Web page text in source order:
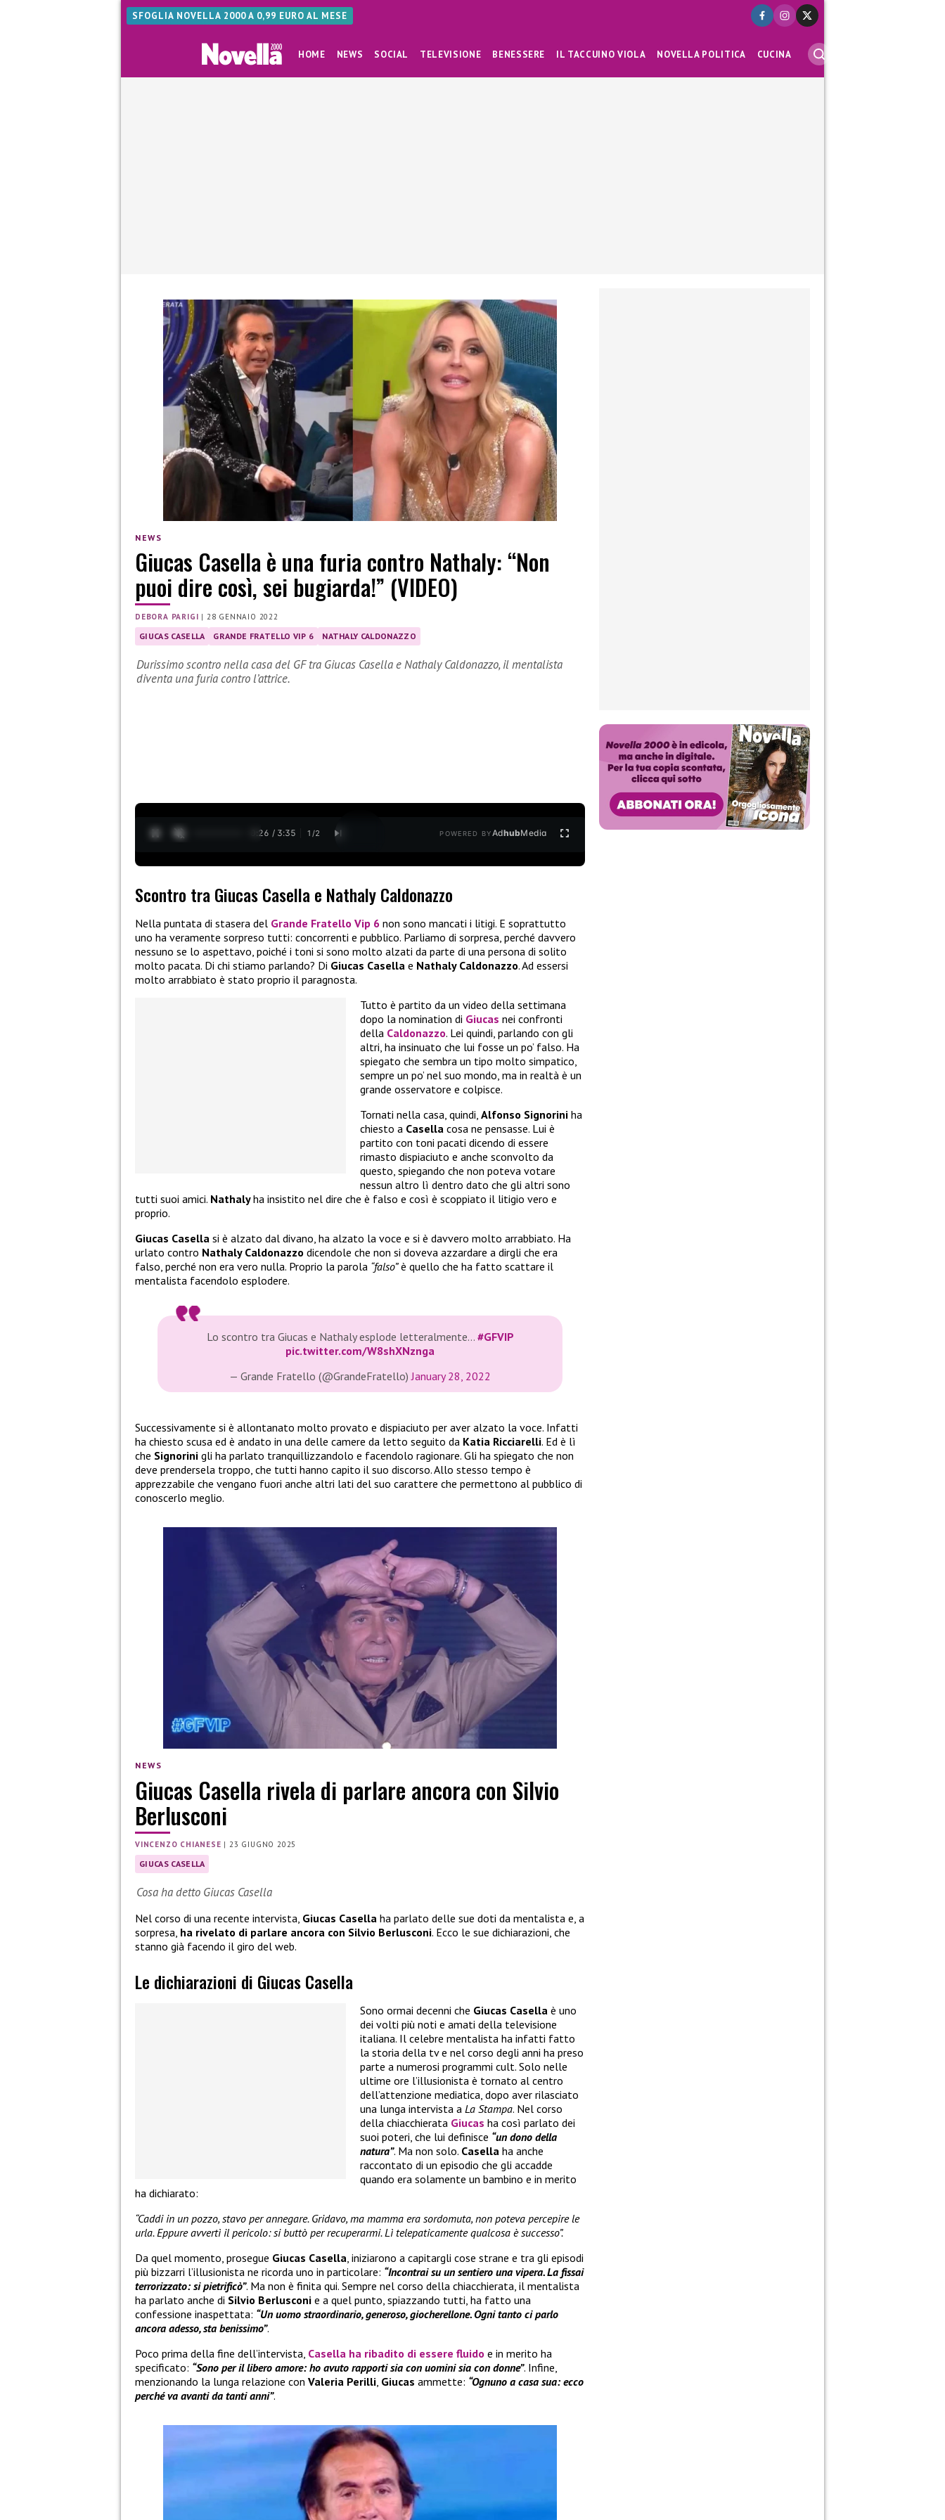
SFOGLIA NOVELLA 2000 A 0,99 EURO AL MESE
HOME NEWS SOCIAL TELEVISIONE BENESSERE IL TACCUINO VIOLA NOVELLA POLITICA CUCINA
NEWS
Giucas Casella è una furia contro Nathaly: “Non
puoi dire così, sei bugiarda!” (VIDEO)
DEBORA PARIGI | 28 GENNAIO 2022
GIUCAS CASELLA GRANDE FRATELLO VIP 6 NATHALY CALDONAZZO
Durissimo scontro nella casa del GF tra Giucas Casella e Nathaly Caldonazzo, il mentalista
diventa una furia contro l’attrice.
0:27 / 3:35 1 /2 POWERED BYAdhubMedia
Scontro tra Giucas Casella e Nathaly Caldonazzo
Nella puntata di stasera del Grande Fratello Vip 6 non sono mancati i litigi. E soprattutto
uno ha veramente sorpreso tutti: concorrenti e pubblico. Parliamo di sorpresa, perché davvero
nessuno se lo aspettavo, poiché i toni si sono molto alzati da parte di una persona di solito
molto pacata. Di chi stiamo parlando? Di Giucas Casella e Nathaly Caldonazzo. Ad essersi
molto arrabbiato è stato proprio il paragnosta.
Tutto è partito da un video della settimana
dopo la nomination di Giucas nei confronti
della Caldonazzo. Lei quindi, parlando con gli
altri, ha insinuato che lui fosse un po’ falso. Ha
spiegato che sembra un tipo molto simpatico,
sempre un po’ nel suo mondo, ma in realtà è un
grande osservatore e colpisce.
Tornati nella casa, quindi, Alfonso Signorini ha
chiesto a Casella cosa ne pensasse. Lui è
partito con toni pacati dicendo di essere
rimasto dispiaciuto e anche sconvolto da
questo, spiegando che non poteva votare
nessun altro lì dentro dato che gli altri sono
tutti suoi amici. Nathalyha insistito nel dire che è falso e così è scoppiato il litigio vero e
proprio.
Giucas Casella si è alzato dal divano, ha alzato la voce e si è davvero molto arrabbiato. Ha
urlato contro Nathaly Caldonazzo dicendole che non si doveva azzardare a dirgli che era
falso, perché non era vero nulla. Proprio la parola “falso”è quello che ha fatto scattare il
mentalista facendolo esplodere.
Lo scontro tra Giucas e Nathaly esplode letteralmente… #GFVIP
pic.twitter.com/W8shXNznga
— Grande Fratello (@GrandeFratello)January 28, 2022
Successivamente si è allontanato molto provato e dispiaciuto per aver alzato la voce. Infatti
ha chiesto scusa ed è andato in una delle camere da letto seguito da Katia Ricciarelli. Ed è lì
che Signorini gli ha parlato tranquillizzandolo e facendolo ragionare. Gli ha spiegato che non
deve prendersela troppo, che tutti hanno capito il suo discorso. Allo stesso tempo è
apprezzabile che vengano fuori anche altri lati del suo carattere che permettono al pubblico di
conoscerlo meglio.
NEWS
Giucas Casella rivela di parlare ancora con Silvio
Berlusconi
VINCENZO CHIANESE |23 GIUGNO 2025
GIUCAS CASELLA
Cosa ha detto Giucas Casella
Nel corso di una recente intervista, Giucas Casella ha parlato delle sue doti da mentalista e, a
sorpresa, ha rivelato di parlare ancora con Silvio Berlusconi. Ecco le sue dichiarazioni, che
stanno già facendo il giro del web.
Le dichiarazioni di Giucas Casella
Sono ormai decenni che Giucas Casella è uno
dei volti più noti e amati della televisione
italiana. Il celebre mentalista ha infatti fatto
la storia della tv e nel corso degli anni ha preso
parte a numerosi programmi cult. Solo nelle
ultime ore l’illusionista è tornato al centro
dell’attenzione mediatica, dopo aver rilasciato
una lunga intervista a La Stampa. Nel corso
della chiacchierata Giucas ha così parlato dei
suoi poteri, che lui definisce “un dono della
natura”. Ma non solo. Casella ha anche
raccontato di un episodio che gli accadde
quando era solamente un bambino e in merito
ha dichiarato:
“Caddi in un pozzo, stavo per annegare. Gridavo, ma mamma era sordomuta, non poteva percepire le
urla. Eppure avvertì il pericolo: si buttò per recuperarmi. Lì telepaticamente qualcosa è successo”.
Da quel momento, prosegue Giucas Casella, iniziarono a capitargli cose strane e tra gli episodi
più bizzarri l’illusionista ne ricorda uno in particolare: “Incontrai su un sentiero una vipera. La fissai
terrorizzato: si pietrificò”. Ma non è finita qui. Sempre nel corso della chiacchierata, il mentalista
ha parlato anche di Silvio Berlusconi e a quel punto, spiazzando tutti, ha fatto una
confessione inaspettata: “Un uomo straordinario, generoso, giocherellone. Ogni tanto ci parlo
ancora adesso, sta benissimo”.
Poco prima della fine dell’intervista, Casella ha ribadito di essere fluido e in merito ha
specificato: “Sono per il libero amore: ho avuto rapporti sia con uomini sia con donne”. Infine,
menzionando la lunga relazione con Valeria Perilli, Giucas ammette: “Ognuno a casa sua: ecco
perché va avanti da tanti anni”.